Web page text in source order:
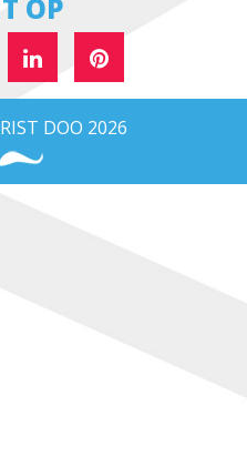
OP
DOO 2026